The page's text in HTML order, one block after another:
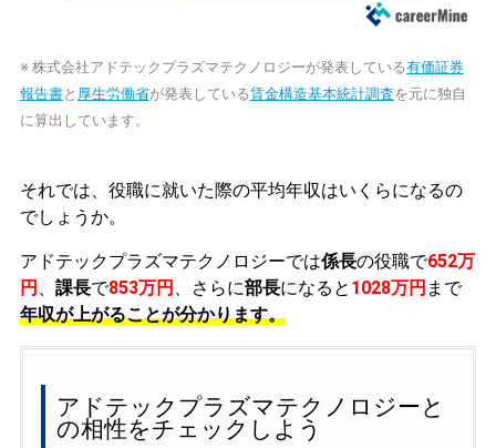
※ 株式会社アドテックプラズマテクノロジーが発表している有価証券
報告書と 厚生労働省が発表している賃金構造基本統計調査を元に独自
に算出しています。
それでは、役職に就いた際の平均年収はいくらになるの
でしょうか。
アドテックプラズマテクノロジーでは係長の役職で652万
円
課長で853万円 、さらに部長になると 1028万円 まで
年収が上がることが分かります。
アドテックプラズマテクノロジーと
の相性をチェックしよう